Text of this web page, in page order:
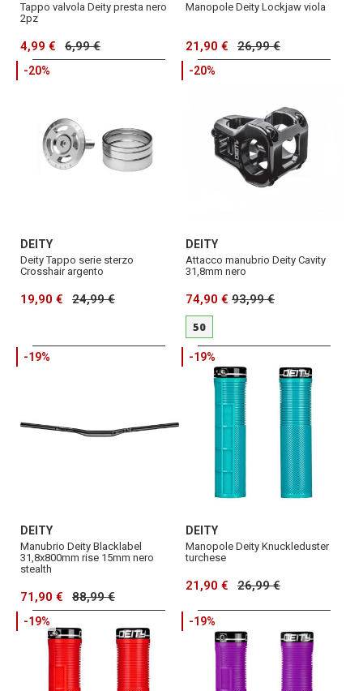
Tappo valvola Deity presta nero
2pz
4,99 € 6,99 €
Manopole Deity Lockjaw viola
21,90 € 26,99 €
-20%
DEITY
Deity Tappo serie sterzo
Crosshair argento
19,90 € 24,99 €
-20%
DEITY
Attacco manubrio Deity Cavity
31,8mm nero
74,90 € 93,99 €
50
-19%
DEITY
Manubrio Deity Blacklabel
31,8x800mm rise 15mm nero
stealth
71,90 € 88,99 €
-19%
DEITY
Manopole Deity Knuckleduster
turchese
21,90 € 26,99 €
-19% -19%